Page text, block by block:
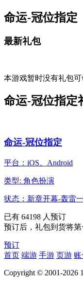
命运-冠位指定
最新礼包
本游戏暂时没有礼包
命运-冠位指定
命运-冠位指定
平台：iOS、Android
类型: 角色扮演
状态：新章开幕-轰雷
已有 64198 人预订
预订后，礼包到货将
预订
首页 端游 手游 页游
Copyright © 2001-2026